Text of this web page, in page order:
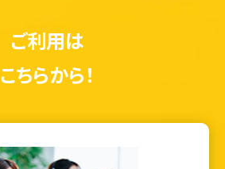
ご利用は
こちらから！